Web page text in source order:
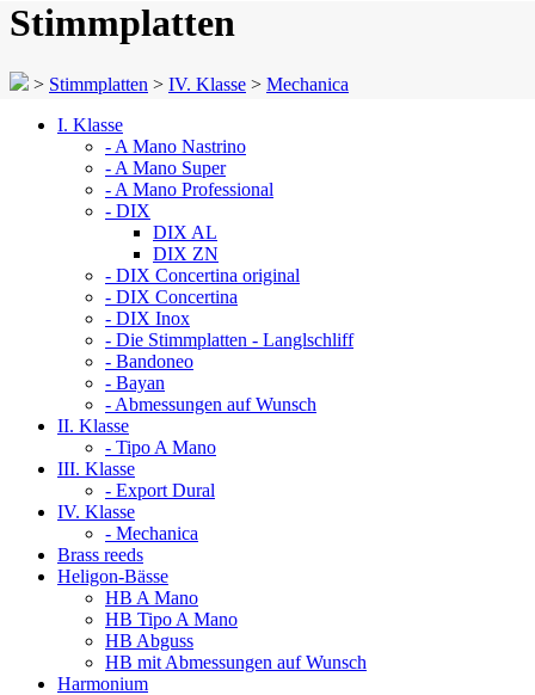
Stimmplatten
> Stimmplatten > IV. Klasse > Mechanica
I. Klasse
- A Mano Nastrino
- A Mano Super
- A Mano Professional
- DIX
DIX AL
DIX ZN
- DIX Concertina original
- DIX Concertina
- DIX Inox
- Die Stimmplatten - Langlschliff
- Bandoneo
- Bayan
- Abmessungen auf Wunsch
II. Klasse
- Tipo A Mano
III. Klasse
- Export Dural
IV. Klasse
- Mechanica
Brass reeds
Heligon-Bässe
HB A Mano
HB Tipo A Mano
HB Abguss
HB mit Abmessungen auf Wunsch
Harmonium